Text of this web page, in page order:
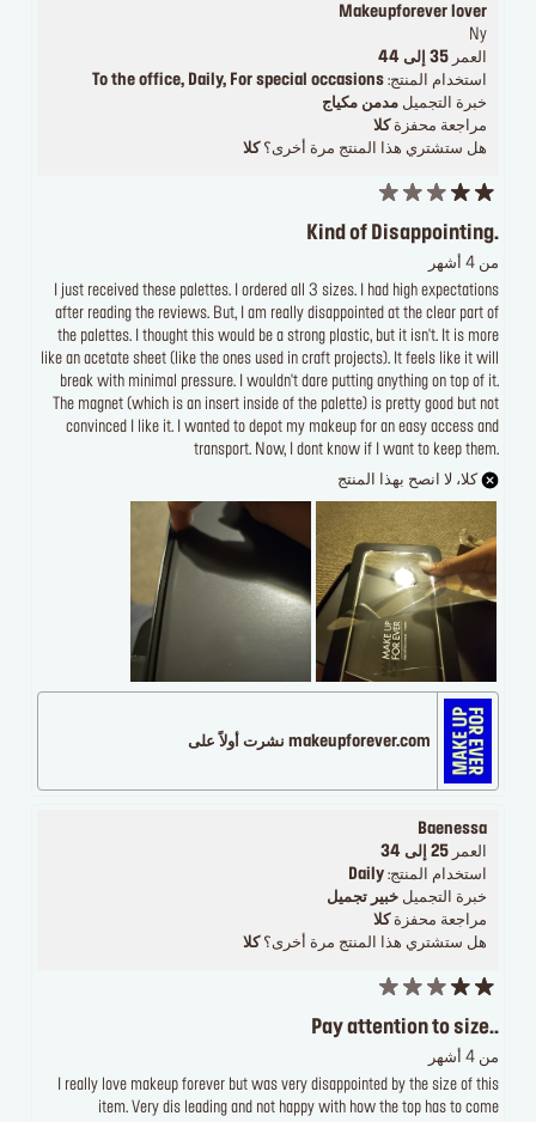
Makeupforever lover
Ny
العمر 35 إلى 44
استخدام المنتج: To the office, Daily, For special occasions
خبرة التجميل مدمن مكياج
مراجعة محفزةكلا
هل ستشتري هذا المنتج مرة أخرى؟كلا
Kind of Disappointing.
من 4 أشهر
I just received these palettes. I ordered all 3 sizes. I had high expectations
after reading the reviews. But, I am really disappointed at the clear part of
the palettes. I thought this would be a strong plastic, but it isn't. It is more
like an acetate sheet (like the ones used in craft projects). It feels like it will
break with minimal pressure. I wouldn't dare putting anything on top of it.
The magnet (which is an insert inside of the palette) is pretty good but not
convinced I like it. I wanted to depot my makeup for an easy access and
transport. Now, I dont know if I want to keep them.
كلا، لا انصح بهذا المنتج
makeupforever.com نشرت أولاً على
Baenessa
العمر 25 إلى 34
استخدام المنتج: Daily
خبرة التجميل خبير تجميل
مراجعة محفزة كلا
هل ستشتري هذا المنتج مرة أخرى؟ كلا
Pay attention to size..
من 4 أشهر
I really love makeup forever but was very disappointed by the size of this
item. Very dis leading and not happy with how the top has to come